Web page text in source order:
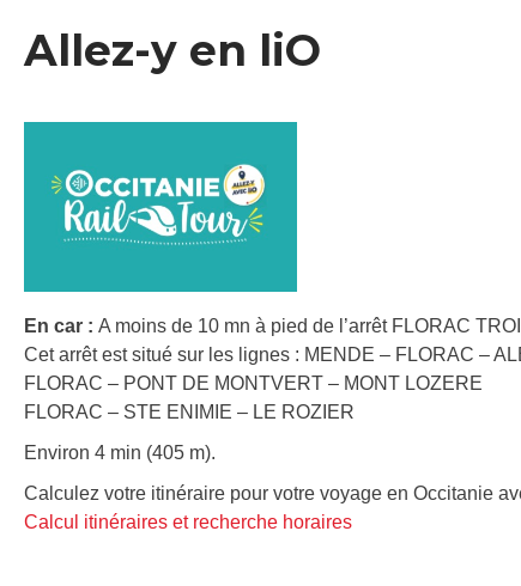
Allez-y en liO
En car : A moins de 10 mn à pied de l’arrêt FLORAC
Cet arrêt est situé sur les lignes : MENDE – FLORAC –
FLORAC – PONT DE MONTVERT – MONT LOZERE
FLORAC – STE ENIMIE – LE ROZIER
Environ 4 min (405 m).
Calculez votre itinéraire pour votre voyage en Occitanie
Calcul itinéraires et recherche horaires